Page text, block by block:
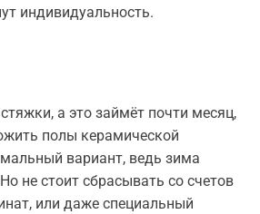
индивидуальность.
а это займёт почти месяц,
полы керамической
вариант, ведь зима
не стоит сбрасывать со счетов
или даже специальный